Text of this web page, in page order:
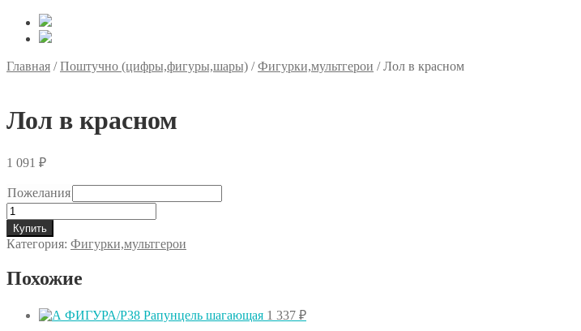
Главная /Поштучно (цифры,фигуры,шары) /Фигурки,мультгерои /Лол в красном
Лол в красном
1 091 ₽
Пожелания
Количество
товара
Лол
в
Купить
Категория: Фигурки,мультгерои
Похожие
1 337 ₽